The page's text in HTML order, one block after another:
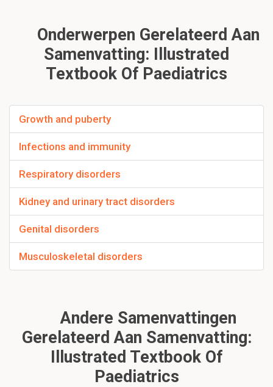
Onderwerpen Gerelateerd Aan
Samenvatting: Illustrated
Textbook Of Paediatrics
Growth and puberty
Infections and immunity
Respiratory disorders
Kidney and urinary tract disorders
Genital disorders
Musculoskeletal disorders
Andere Samenvattingen
Gerelateerd Aan Samenvatting:
Illustrated Textbook Of
Paediatrics